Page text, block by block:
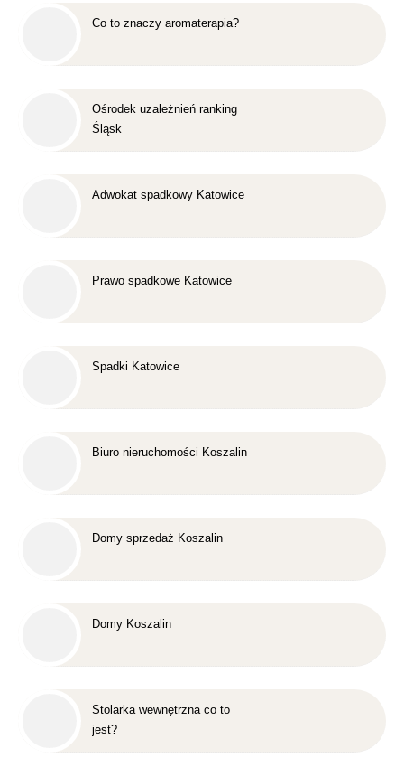
Co to znaczy aromaterapia?
Ośrodek uzależnień ranking
Śląsk
Adwokat spadkowy Katowice
Prawo spadkowe Katowice
Spadki Katowice
Biuro nieruchomości Koszalin
Domy sprzedaż Koszalin
Domy Koszalin
Stolarka wewnętrzna co to
jest?